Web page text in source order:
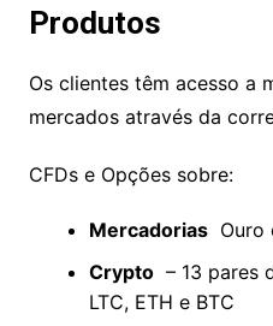
Plataforma de
Produtos
Os clientes têm acesso a
MercadoriasOuro